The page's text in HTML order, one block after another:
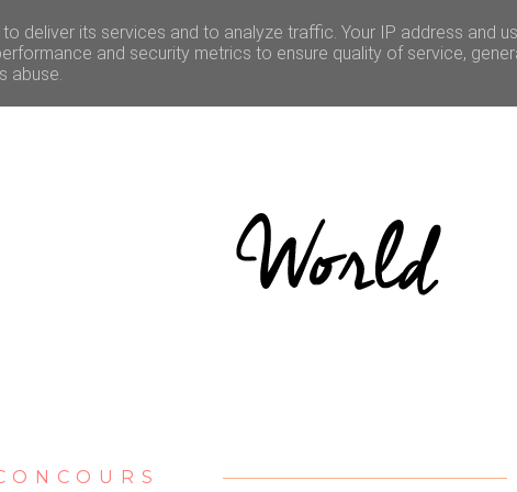
CULTURE BONNES ADRESSES CONCOURS
deliver its services and to analyze traffic. Your IP address and
and security metrics to ensure quality of service,
abuse.